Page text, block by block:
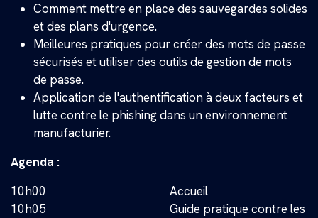
Comment mettre en place des sauvegardes solides
et des plans d'urgence.
Meilleures pratiques pour créer des mots de passe
sécurisés et utiliser des outils de gestion de mots
de passe.
Application de l'authentification à deux facteurs et
lutte contre le phishing dans un environnement
manufacturier.
Agenda :
10h00
10h05
Accueil
Guide pratique contre les